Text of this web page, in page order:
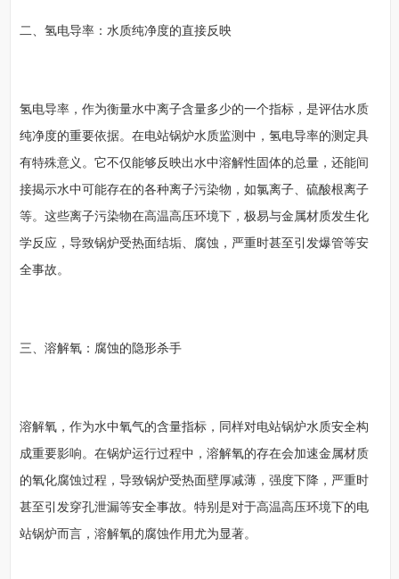
二、氢电导率：水质纯净度的直接反映
氢电导率，作为衡量水中离子含量多少的一个指标，是评估水质
纯净度的重要依据。在电站锅炉水质监测中，氢电导率的测定具
有特殊意义。它不仅能够反映出水中溶解性固体的总量，还能间
接揭示水中可能存在的各种离子污染物，如氯离子、硫酸根离子
等。这些离子污染物在高温高压环境下，极易与金属材质发生化
学反应，导致锅炉受热面结垢、腐蚀，严重时甚至引发爆管等安
全事故。
三、溶解氧：腐蚀的隐形杀手
溶解氧，作为水中氧气的含量指标，同样对电站锅炉水质安全构
成重要影响。在锅炉运行过程中，溶解氧的存在会加速金属材质
的氧化腐蚀过程，导致锅炉受热面壁厚减薄，强度下降，严重时
甚至引发穿孔泄漏等安全事故。特别是对于高温高压环境下的电
站锅炉而言，溶解氧的腐蚀作用尤为显著。